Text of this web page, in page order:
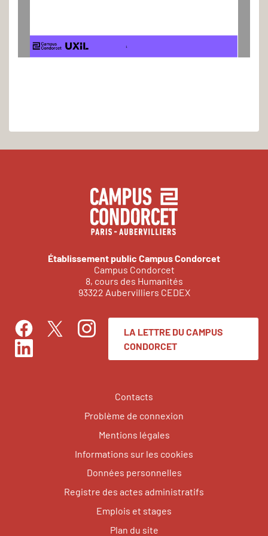
1
Établissement public Campus Condorcet
Campus Condorcet
8, cours des Humanités
93322 Aubervilliers CEDEX
FacebookTwitterInstagram
LinkedIn
LA LETTRE DU CAMPUS
CONDORCET
Contacts
Problème de connexion
Mentions légales
Informations sur les cookies
Données personnelles
Registre des actes administratifs
Emplois et stages
Plan du site